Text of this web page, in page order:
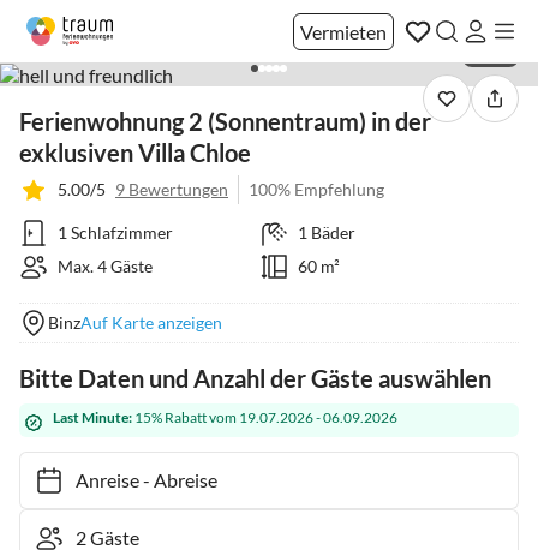
Vermieten
Ferienwohnung 2 (Sonnentraum) in der
exklusiven Villa Chloe
5.00/5 9 Bewertungen 100% Empfehlung
1 Schlafzimmer
1 Bäder
Max. 4 Gäste
60 m²
BinzAuf Karte anzeigen
Bitte Daten und Anzahl der Gäste auswählen
Last Minute: 15% Rabatt vom 19.07.2026 - 06.09.2026
Anreise- Abreise